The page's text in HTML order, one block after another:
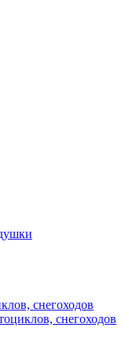
снегоходов
снегоходов